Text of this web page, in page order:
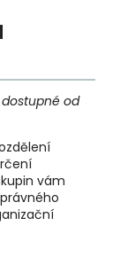
od
vám